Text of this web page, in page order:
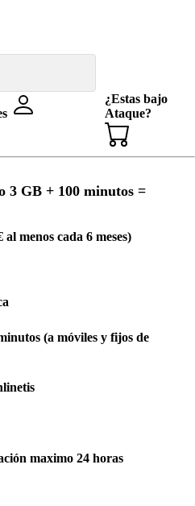
¿Estas bajo
Ataque?
3 GB + 100 minutos =
menos cada 6 meses)
(a móviles y fijos de
maximo 24 horas